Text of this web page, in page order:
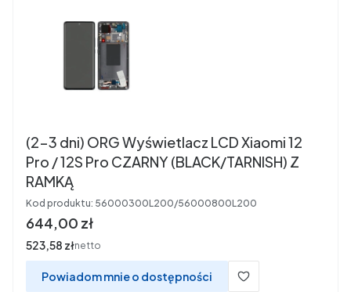
(2-3 dni) ORG Wyświetlacz LCD Xiaomi 12
Pro / 12S Pro CZARNY (BLACK/TARNISH) Z
RAMKĄ
Kod produktu: 56000300L200/56000800L200
Cena
644,00 zł
Cena
523,58 złnetto
Powiadom mnie o dostępności